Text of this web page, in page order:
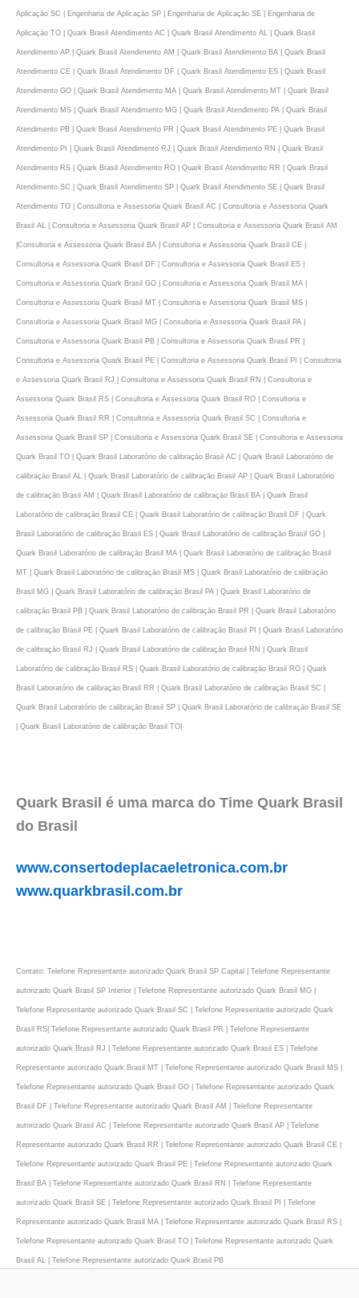
Aplicaçāo SC | Engenharia de Aplicaçāo SP | Engenharia de Aplicaçāo SE | Engenharia de
Aplicaçāo TO | Quark Brasil Atendimento AC | Quark Brasil Atendimento AL | Quark Brasil
Atendimento AP | Quark Brasil Atendimento AM | Quark Brasil Atendimento BA | Quark Brasil
Atendimento CE | Quark Brasil Atendimento DF | Quark Brasil Atendimento ES | Quark Brasil
Atendimento GO | Quark Brasil Atendimento MA | Quark Brasil Atendimento MT | Quark Brasil
Atendimento MS | Quark Brasil Atendimento MG | Quark Brasil Atendimento PA | Quark Brasil
Atendimento PB | Quark Brasil Atendimento PR | Quark Brasil Atendimento PE | Quark Brasil
Atendimento PI | Quark Brasil Atendimento RJ | Quark Brasil Atendimento RN | Quark Brasil
Atendimento RS | Quark Brasil Atendimento RO | Quark Brasil Atendimento RR | Quark Brasil
Atendimento SC | Quark Brasil Atendimento SP | Quark Brasil Atendimento SE | Quark Brasil
Atendimento TO | Consultoria e Assessoria Quark Brasil AC | Consultoria e Assessoria Quark
Brasil AL | Consultoria e Assessoria Quark Brasil AP | Consultoria e Assessoria Quark Brasil AM
|Consultoria e Assessoria Quark Brasil BA | Consultoria e Assessoria Quark Brasil CE |
Consultoria e Assessoria Quark Brasil DF | Consultoria e Assessoria Quark Brasil ES |
Consultoria e Assessoria Quark Brasil GO | Consultoria e Assessoria Quark Brasil MA |
Consultoria e Assessoria Quark Brasil MT | Consultoria e Assessoria Quark Brasil MS |
Consultoria e Assessoria Quark Brasil MG | Consultoria e Assessoria Quark Brasil PA |
Consultoria e Assessoria Quark Brasil PB | Consultoria e Assessoria Quark Brasil PR |
Consultoria e Assessoria Quark Brasil PE | Consultoria e Assessoria Quark Brasil PI | Consultoria
e Assessoria Quark Brasil RJ | Consultoria e Assessoria Quark Brasil RN | Consultoria e
Assessoria Quark Brasil RS | Consultoria e Assessoria Quark Brasil RO | Consultoria e
Assessoria Quark Brasil RR | Consultoria e Assessoria Quark Brasil SC | Consultoria e
Assessoria Quark Brasil SP | Consultoria e Assessoria Quark Brasil SE | Consultoria e Assessoria
Quark Brasil TO | Quark Brasil Laboratório de calibraçāo Brasil AC | Quark Brasil Laboratório de
calibraçāo Brasil AL | Quark Brasil Laboratório de calibraçāo Brasil AP | Quark Brasil Laboratório
de calibraçāo Brasil AM | Quark Brasil Laboratório de calibraçāo Brasil BA | Quark Brasil
Laboratório de calibraçāo Brasil CE | Quark Brasil Laboratório de calibraçāo Brasil DF | Quark
Brasil Laboratório de calibraçāo Brasil ES | Quark Brasil Laboratório de calibraçāo Brasil GO |
Quark Brasil Laboratório de calibraçāo Brasil MA | Quark Brasil Laboratório de calibraçāo Brasil
MT | Quark Brasil Laboratório de calibraçāo Brasil MS | Quark Brasil Laboratório de calibraçāo
Brasil MG | Quark Brasil Laboratório de calibraçāo Brasil PA | Quark Brasil Laboratório de
calibraçāo Brasil PB | Quark Brasil Laboratório de calibraçāo Brasil PR | Quark Brasil Laboratório
de calibraçāo Brasil PE | Quark Brasil Laboratório de calibraçāo Brasil PI | Quark Brasil Laboratório
de calibraçāo Brasil RJ | Quark Brasil Laboratório de calibraçāo Brasil RN | Quark Brasil
Laboratório de calibraçāo Brasil RS | Quark Brasil Laboratório de calibraçāo Brasil RO | Quark
Brasil Laboratório de calibraçāo Brasil RR | Quark Brasil Laboratório de calibraçāo Brasil SC |
Quark Brasil Laboratório de calibraçāo Brasil SP | Quark Brasil Laboratório de calibraçāo Brasil SE
| Quark Brasil Laboratório de calibraçāo Brasil TO|
Quark Brasil é uma marca do Time Quark Brasil
do Brasil
www.consertodeplacaeletronica.com.br
www.quarkbrasil.com.br
Contato: Telefone Representante autorizado Quark Brasil SP Capital | Telefone Representante
autorizado Quark Brasil SP Interior | Telefone Representante autorizado Quark Brasil MG |
Telefone Representante autorizado Quark Brasil SC | Telefone Representante autorizado Quark
Brasil RS| Telefone Representante autorizado Quark Brasil PR | Telefone Representante
autorizado Quark Brasil RJ | Telefone Representante autorizado Quark Brasil ES | Telefone
Representante autorizado Quark Brasil MT | Telefone Representante autorizado Quark Brasil MS |
Telefone Representante autorizado Quark Brasil GO | Telefone Representante autorizado Quark
Brasil DF | Telefone Representante autorizado Quark Brasil AM | Telefone Representante
autorizado Quark Brasil AC | Telefone Representante autorizado Quark Brasil AP | Telefone
Representante autorizado Quark Brasil RR | Telefone Representante autorizado Quark Brasil CE |
Telefone Representante autorizado Quark Brasil PE | Telefone Representante autorizado Quark
Brasil BA | Telefone Representante autorizado Quark Brasil RN | Telefone Representante
autorizado Quark Brasil SE | Telefone Representante autorizado Quark Brasil PI | Telefone
Representante autorizado Quark Brasil MA | Telefone Representante autorizado Quark Brasil RS |
Telefone Representante autorizado Quark Brasil TO | Telefone Representante autorizado Quark
Brasil AL | Telefone Representante autorizado Quark Brasil PB